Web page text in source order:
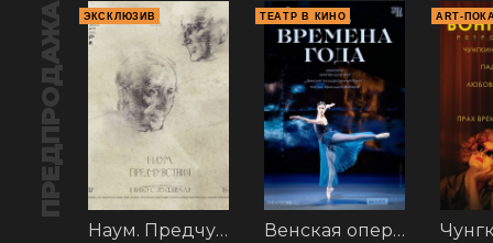
ПРЕДПРОДАЖА ЭКСКЛЮЗИВ
Наум. Предчувствия
ТЕАТР В КИНО
Венская опера: Времена года
ART-